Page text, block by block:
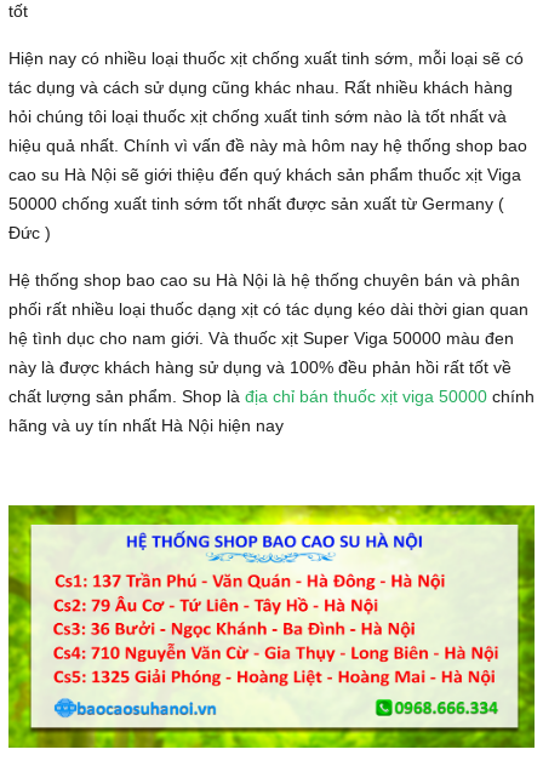
tốt
Hiện nay có nhiều loại thuốc xịt chống xuất tinh sớm, mỗi loại sẽ có
tác dụng và cách sử dụng cũng khác nhau. Rất nhiều khách hàng
hỏi chúng tôi loại thuốc xịt chống xuất tinh sớm nào là tốt nhất và
hiệu quả nhất. Chính vì vấn đề này mà hôm nay hệ thống shop bao
cao su Hà Nội sẽ giới thiệu đến quý khách sản phẩm thuốc xịt Viga
50000 chống xuất tinh sớm tốt nhất được sản xuất từ Germany (
Đức )
Hệ thống shop bao cao su Hà Nội là hệ thống chuyên bán và phân
phối rất nhiều loại thuốc dạng xịt có tác dụng kéo dài thời gian quan
hệ tình dục cho nam giới. Và thuốc xịt Super Viga 50000 màu đen
này là được khách hàng sử dụng và 100% đều phản hồi rất tốt về
chất lượng sản phẩm. Shop là địa chỉ bán thuốc xịt viga 50000 chính
hãng và uy tín nhất Hà Nội hiện nay